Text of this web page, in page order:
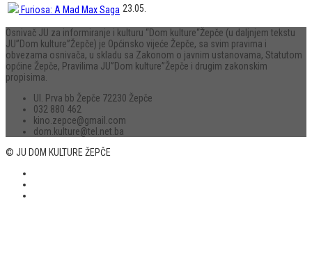
Furiosa: A Mad Max Saga 23.05.
Osnivač JU za informiranje i kulturu “Dom kulture“Žepče (u daljnjem tekstu
JU”Dom kulture”Žepče) je Općinsko vijeće Žepče, sa svim pravima i
obvezama osnivača, u skladu sa Zakonom o javnim ustanovama, Statutom
općine Žepče, Pravilima JU”Dom kulture”Žepče i drugim zakonskim
propisima.
Ul. Prva bb Žepče 72230 Žepče
032 880 462
kino.zepce@gmail.com
dom.kulture@tel.net.ba
© JU DOM KULTURE ŽEPČE